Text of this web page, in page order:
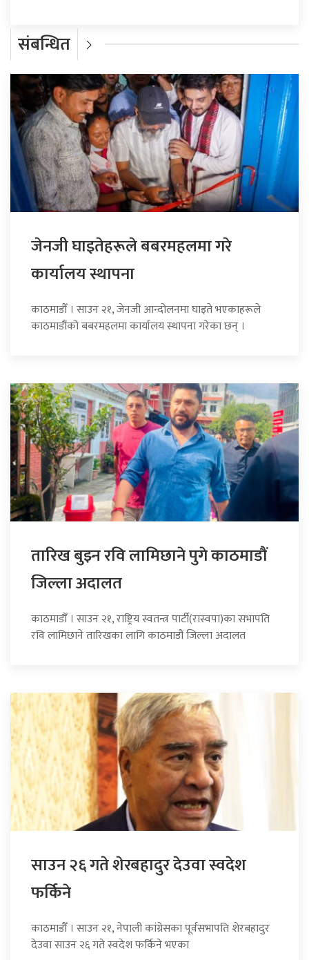
संबन्धित
जेनजी घाइतेहरूले बबरमहलमा गरे
कार्यालय स्थापना
काठमाडौँ । साउन २१, जेनजी आन्दोलनमा घाइते भएकाहरूले
काठमाडौंको बबरमहलमा कार्यालय स्थापना गरेका छन् ।
तारिख बुझ्न रवि लामिछाने पुगे काठमाडौं
जिल्ला अदालत
काठमाडौँ । साउन २१, राष्ट्रिय स्वतन्त्र पार्टी(रास्वपा)का सभापति
रवि लामिछाने तारिखका लागि काठमाडौं जिल्ला अदालत
साउन २६ गते शेरबहादुर देउवा स्वदेश
फर्किने
काठमाडौँ । साउन २१, नेपाली कांग्रेसका पूर्वसभापति शेरबहादुर
देउवा साउन २६ गते स्वदेश फर्किने भएका